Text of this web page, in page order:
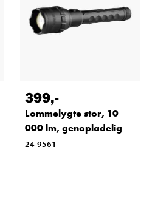
399,-
Lommelygte stor, 10
000 lm, genopladelig
24-9561